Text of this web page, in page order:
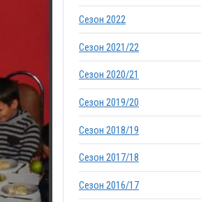
Сезон 2022
Сезон 2021/22
Сезон 2020/21
Сезон 2019/20
Сезон 2018/19
Сезон 2017/18
Сезон 2016/17